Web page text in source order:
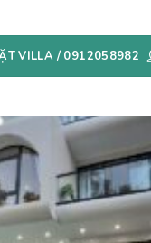
VILLA / 0912058982